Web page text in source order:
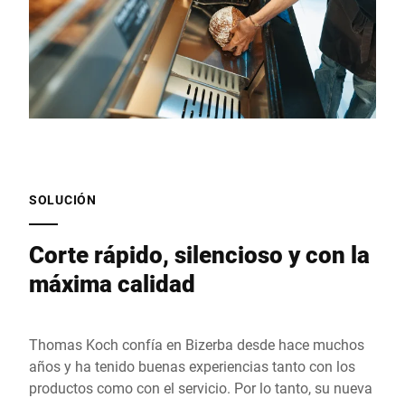
SOLUCIÓN
Corte rápido, silencioso y con la
máxima calidad
Thomas Koch confía en Bizerba desde hace muchos
años y ha tenido buenas experiencias tanto con los
productos como con el servicio. Por lo tanto, su nueva